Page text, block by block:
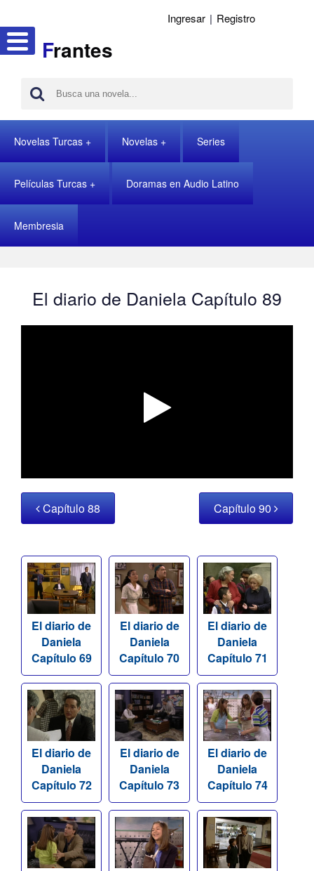
Frantes
Ingresar | Registro
Novelas Turcas Novelas Series
Películas Turcas Doramas en Audio Latino
Membresia
El diario de Daniela Capítulo 89
Capítulo 88 Capítulo 90
El diario de
Daniela
Capítulo 69
El diario de
Daniela
Capítulo 70
El diario de
Daniela
Capítulo 71
El diario de
Daniela
Capítulo 72
El diario de
Daniela
Capítulo 73
El diario de
Daniela
Capítulo 74